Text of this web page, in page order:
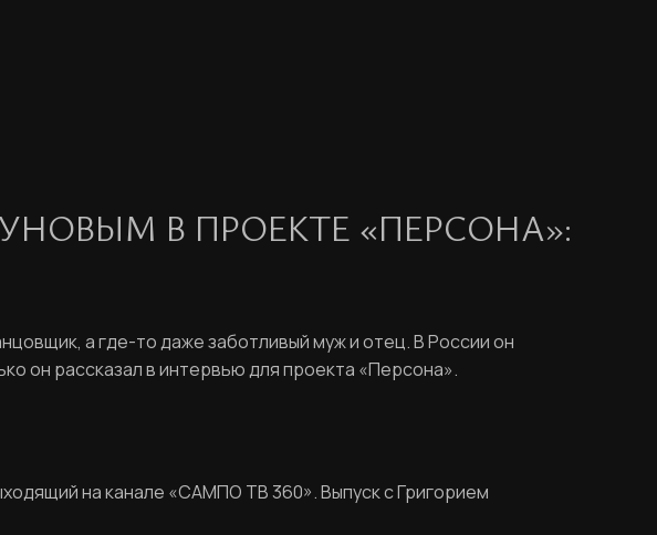
В ПРОЕКТЕ «ПЕРСОНА»:
а где-то даже заботливый муж и отец. В России он
он рассказал в интервью для проекта «Персона».
на канале «САМПО ТВ 360». Выпуск с Григорием